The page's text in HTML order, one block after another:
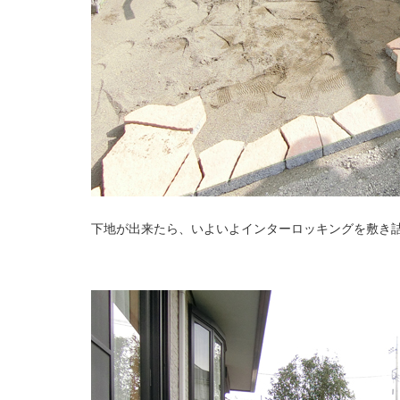
下地が出来たら、いよいよインターロッキングを敷き